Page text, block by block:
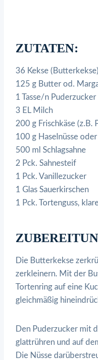
ZUTATEN:
36 Kekse (Butterkekse)
125 g Butter od.
1 Tasse/n Puderzucker
3 EL Milch
200 g Frischkäse (z.B.
100 g Haselnüsse
500 ml Schlagsahne
2 Pck. Sahnesteif
1 Pck. Vanillezucker
1 Glas Sauerkirschen
1 Pck. Tortenguss,
Die Butterkekse
zerkleinern. Mit der
Tortenring auf eine
gleichmäßig
Den Puderzucker mit
glattrühren und auf
Die Nüsse